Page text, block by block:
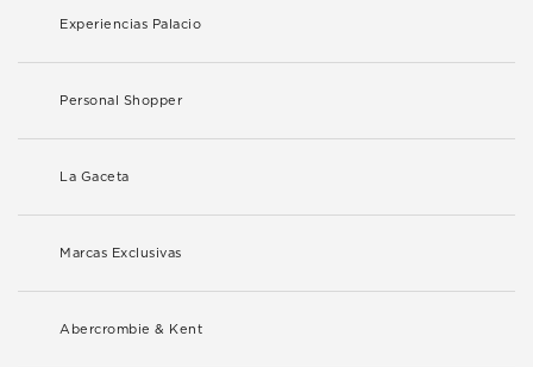
Experiencias Palacio
Personal Shopper
La Gaceta
Marcas Exclusivas
Abercrombie & Kent